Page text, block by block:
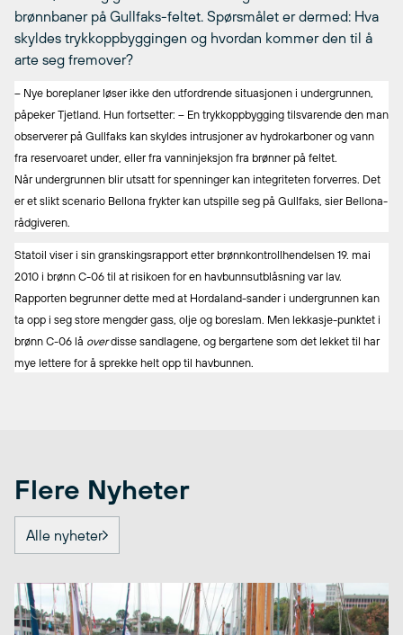
brønnbaner på Gullfaks-feltet. Spørsmålet er dermed: Hva
skyldes trykkoppbyggingen og hvordan kommer den til å
arte seg fremover?
– Nye boreplaner løser ikke den utfordrende situasjonen i undergrunnen,
påpeker Tjetland. Hun fortsetter: – En trykkoppbygging tilsvarende den man
observerer på Gullfaks kan skyldes intrusjoner av hydrokarboner og vann
fra reservoaret under, eller fra vanninjeksjon fra brønner på feltet.
Når undergrunnen blir utsatt for spenninger kan integriteten forverres. Det
er et slikt scenario Bellona frykter kan utspille seg på Gullfaks, sier Bellona-
rådgiveren.
Statoil viser i sin granskingsrapport etter brønnkontrollhendelsen 19. mai
2010 i brønn C-06 til at risikoen for en havbunnsutblåsning var lav.
Rapporten begrunner dette med at Hordaland-sander i undergrunnen kan
ta opp i seg store mengder gass, olje og boreslam. Men lekkasje-punktet i
brønn C-06 lå overdisse sandlagene, og bergartene som det lekket til har
mye lettere for å sprekke helt opp til havbunnen.
Flere Nyheter
Alle nyheter